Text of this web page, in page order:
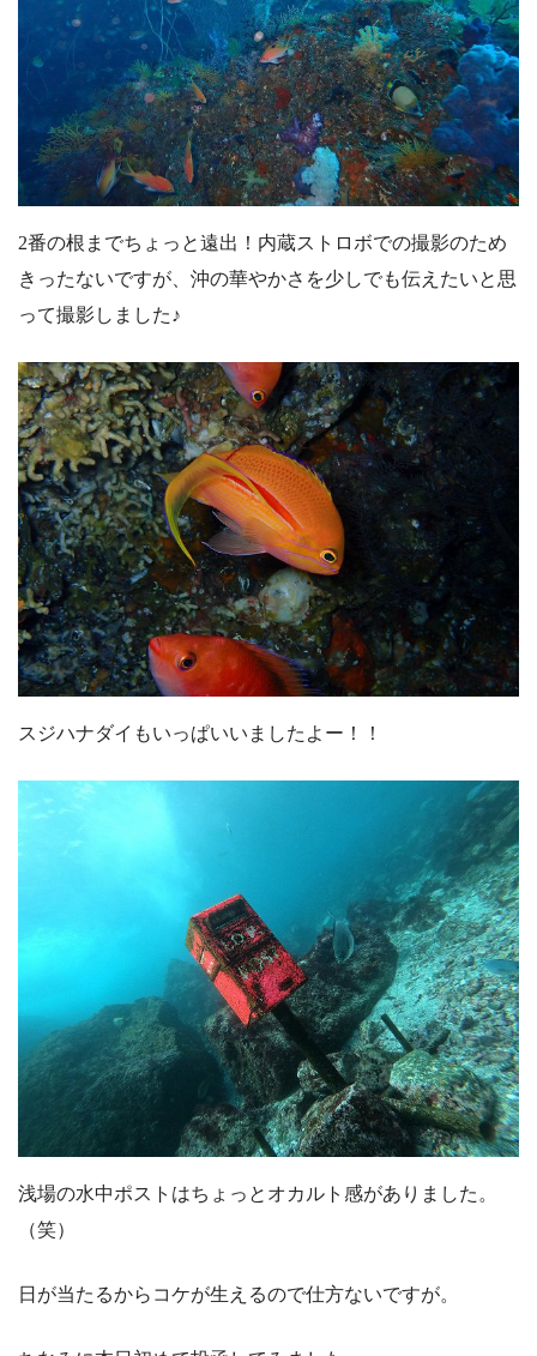
2番の根までちょっと遠出！内蔵ストロボでの撮影のため
きったないですが、沖の華やかさを少しでも伝えたいと思
って撮影しました♪
スジハナダイもいっぱいいましたよー！！
浅場の水中ポストはちょっとオカルト感がありました。
（笑）
日が当たるからコケが生えるので仕方ないですが。